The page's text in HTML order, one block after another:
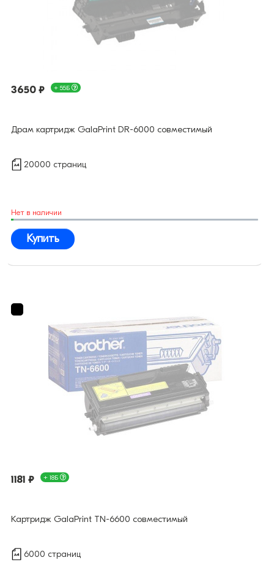
3650 ₽ + 55Б
Драм картридж GalaPrint DR-6000 совместимый
20000 страниц
Нет в наличии
Купить
1181 ₽ + 18Б
Картридж GalaPrint TN-6600 совместимый
6000 страниц